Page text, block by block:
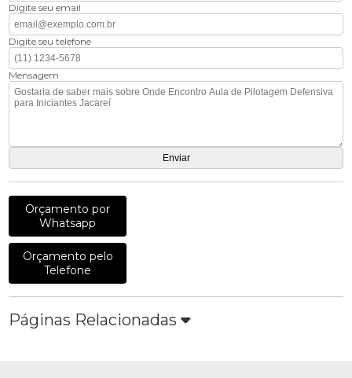
Digite seu email
Digite seu telefone
Mensagem
Orçamento por
Whatsapp
Orçamento pelo
Telefone
Páginas Relacionadas